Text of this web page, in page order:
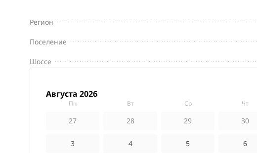
Регион
Поселение
Шоссе
августа 2026
пн вт ср чт
27 28 29 30
3 4 5 6